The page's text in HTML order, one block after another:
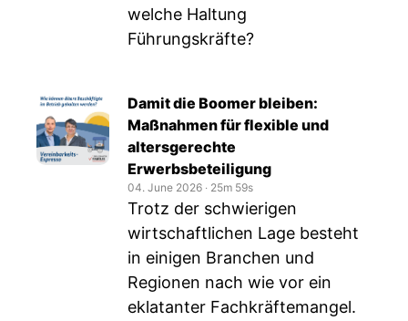
welche Haltung
Führungskräfte?
Damit die Boomer bleiben:
Maßnahmen für flexible und
altersgerechte
Erwerbsbeteiligung
04. June 2026 ‧ 25m 59s
Trotz der schwierigen
wirtschaftlichen Lage besteht
in einigen Branchen und
Regionen nach wie vor ein
eklatanter Fachkräftemangel.